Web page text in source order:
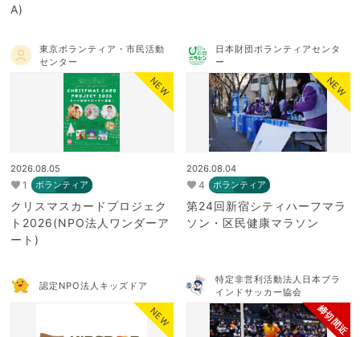
A)
東京ボランティア・市民活動
センター
NEW
2026.08.05
1 ボランティア
クリスマスカードプロジェク
ト2026(NPO法人ワンダーア
ート)
日本財団ボランティアセンタ
ー
NEW
2026.08.04
4 ボランティア
第24回新宿シティハーフマラ
ソン・区民健康マラソン
認定NPO法人キッズドア
NEW
特定非営利活動法人日本ブラ
インドサッカー協会
締切間近